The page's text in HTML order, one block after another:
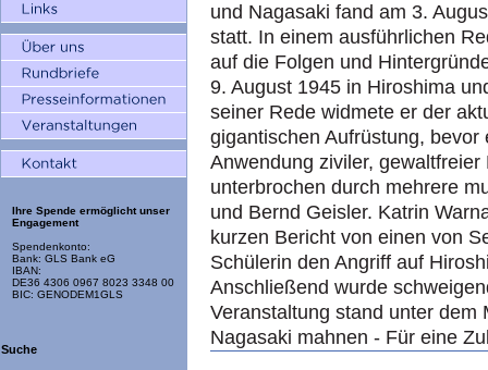
Ihre Spende ermöglicht unser
Engagement
Spendenkonto:
Bank: GLS Bank eG
IBAN:
DE36 4306 0967 8023 3348 00
BIC: GENODEM1GLS
Suche
und Nagasaki fand am 3.
statt. In einem ausführlichen
auf die Folgen und
9. August 1945 in Hiroshima
seiner Rede widmete er der
gigantischen Aufrüstung,
Anwendung ziviler,
unterbrochen durch mehrere
und Bernd Geisler. Katrin
kurzen Bericht von einen von
Schülerin den Angriff auf
Anschließend wurde
Veranstaltung stand unter dem
Nagasaki mahnen - Für eine